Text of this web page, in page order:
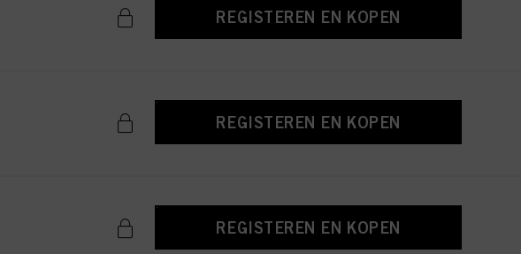
REGISTEREN EN KOPEN
REGISTEREN EN KOPEN
REGISTEREN EN KOPEN